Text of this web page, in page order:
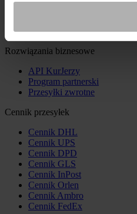
Punkty nadania i odbioru
Rozwiązania biznesowe
API KurJerzy
Program partnerski
Przesyłki zwrotne
Cennik przesyłek
Cennik DHL
Cennik UPS
Cennik DPD
Cennik GLS
Cennik InPost
Cennik Orlen
Cennik Ambro
Cennik FedEx